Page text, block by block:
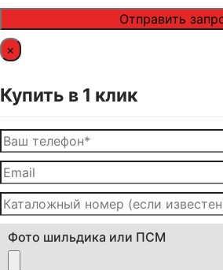
×
Купить в 1 клик
Фото шильдика или ПСМ